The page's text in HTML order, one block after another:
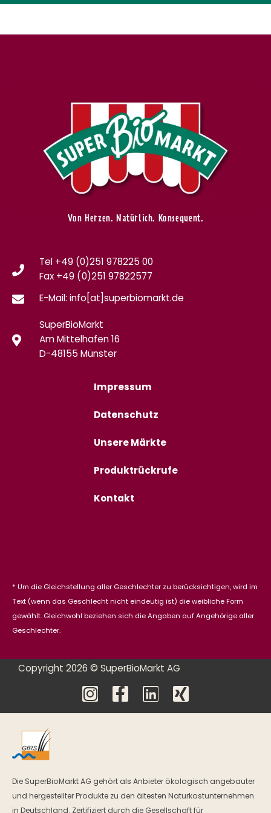
Von Herzen. Natürlich. Konsequent.
Tel +49 (0)251 978225 00
Fax +49 (0)251 97822577
E-Mail: info[at]superbiomarkt.de
SuperBioMarkt
Am Mittelhafen 16
D-48155 Münster
Impressum
Datenschutz
Unsere Märkte
Produktrückrufe
Kontakt
* Um die Gleichstellung aller Geschlechter zu berücksichtigen, wird im
Text (wenn das Geschlecht nicht eindeutig ist) die weibliche Form
gewählt. Gleichwohl beziehen sich die Angaben auf Angehörige aller
Geschlechter.
Copyright 2026 © SuperBioMarkt AG
Die SuperBioMarkt AG gehört als Anbieter ökologisch angebauter
und hergestellter Produkte zu den ältesten Naturkostunternehmen
in Deutschland. Zertifiziert durch die Gesellschaft für